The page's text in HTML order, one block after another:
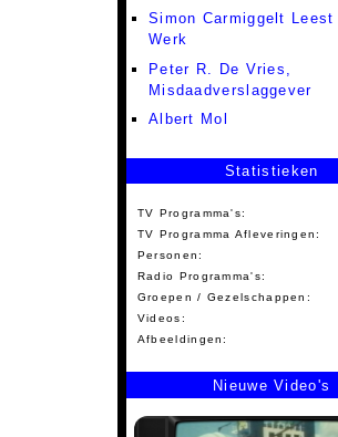
Simon Carmiggelt
Werk
Peter R. De Vries,
Misdaadverslaggever
Albert Mol
Statistieken
TV Programma's:
TV Programma Afleveringen:
Personen:
Radio Programma's:
Groepen / Gezelschappen:
Videos:
Afbeeldingen:
Nieuwe Video's